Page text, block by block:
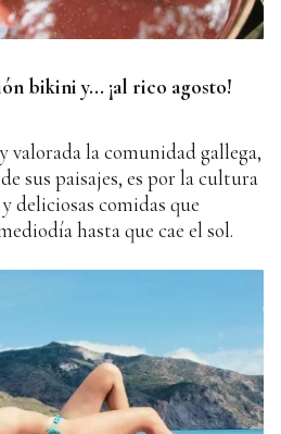
bikini y... ¡al rico agosto!
valorada la comunidad gallega,
sus paisajes, es por la cultura
deliciosas comidas que
hasta que cae el sol.